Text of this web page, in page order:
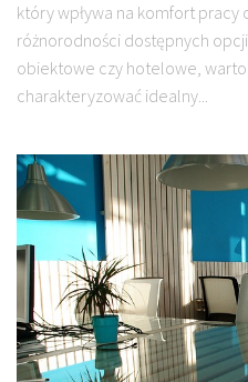
który wpływa na komfort pracy
różnorodności dostępnych
obiektowe czy hotelowe,
charakteryzować idealny...